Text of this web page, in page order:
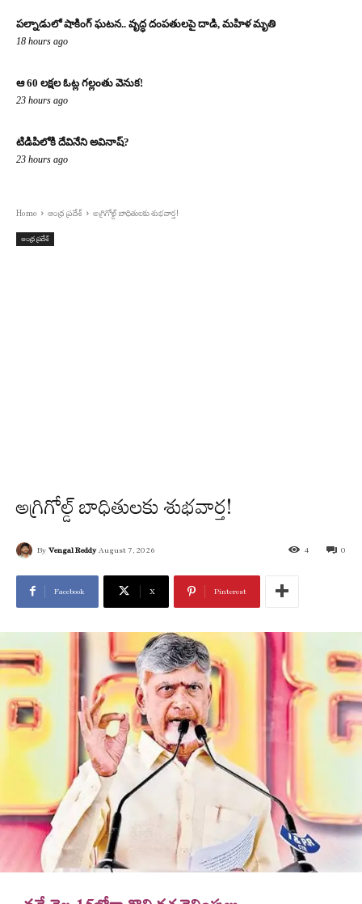
పల్నాడులో షాకింగ్ ఘటన.. వృద్ధ దంపతులపై దాడి, మహిళ మృతి
18 hours ago
ఆ 60 లక్షల ఓట్ల గల్లంతు వెనుక!
23 hours ago
టిడిపిలోకి దేవినేని అవినాష్?
23 hours ago